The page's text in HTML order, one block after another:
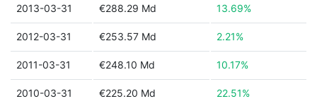
2013-03-31 €288.29 Md 13.69%
2012-03-31 €253.57 Md 2.21%
2011-03-31 €248.10 Md 10.17%
2010-03-31 €225.20 Md 22.51%